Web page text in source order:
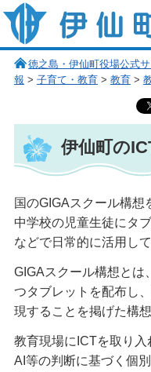
伊仙町 健康・長寿と子宝の町
徳之島・伊仙町役場公式
報 > 子育て・教育> 教育>
伊仙町の
国のGIGAスクール構
中学校の児童生徒にタ
などで日常的に活用して
GIGAスクール構想とは
つタブレットを配布し
現することを掲げた構想
教育現場にICTを取り
AI等の判断に基づく個